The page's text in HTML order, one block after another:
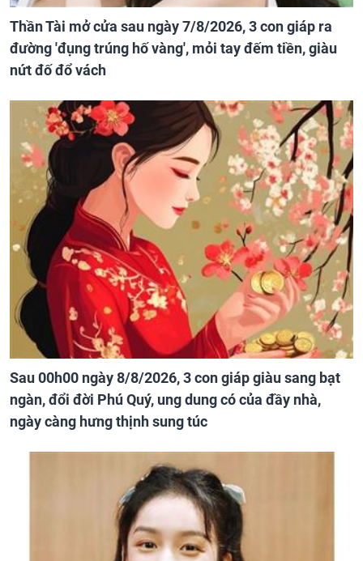
Thần Tài mở cửa sau ngày 7/8/2026, 3 con giáp ra
đường 'đụng trúng hố vàng', mỏi tay đếm tiền, giàu
nứt đố đổ vách
Sau 00h00 ngày 8/8/2026, 3 con giáp giàu sang bạt
ngàn, đổi đời Phú Quý, ung dung có của đầy nhà,
ngày càng hưng thịnh sung túc